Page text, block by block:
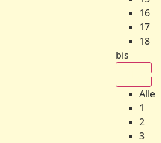
16
17
18
bis
Alle
1
2
3